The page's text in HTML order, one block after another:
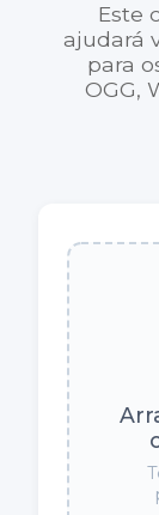
Este
ajudará
para
OGG,